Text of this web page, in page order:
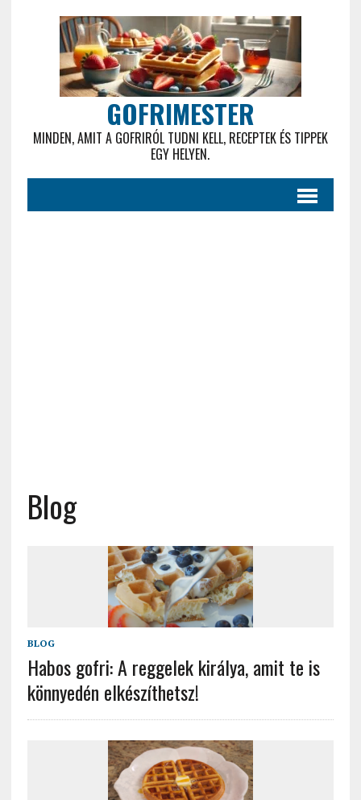
GOFRIMESTER
MINDEN, AMIT A GOFRIRÓL TUDNI KELL, RECEPTEK ÉS TIPPEK
EGY HELYEN.
Blog
BLOG
Habos gofri: A reggelek királya, amit te is
könnyedén elkészíthetsz!